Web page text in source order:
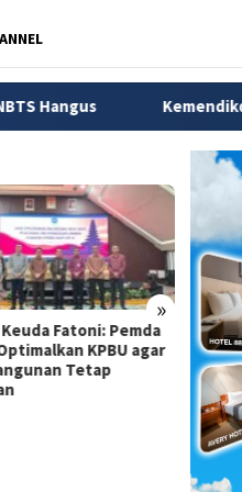
Kemendikdasmen
»
Fatoni: Pemda
KPBU agar
Tetap